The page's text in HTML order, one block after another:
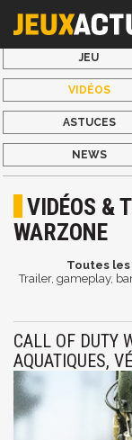
JEU
VIDÉOS
ASTUCES
NEWS
VIDÉOS &
WARZONE
Toutes les
Trailer, gameplay,
CALL OF DUTY
AQUATIQUES,